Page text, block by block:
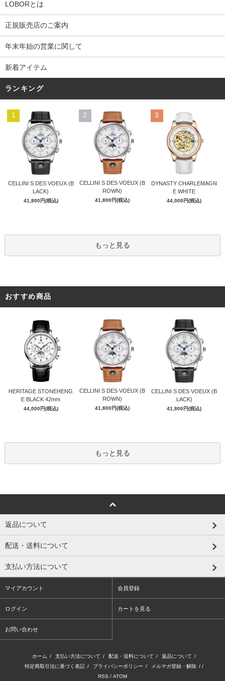
LOBORとは
正規販売店のご案内
年末年始の営業に関して
新着アイテム
ランキング
1
CELLINI S DES VOEUX (B
LACK)
41,800円(税込)
2
CELLINI S DES VOEUX (B
ROWN)
41,800円(税込)
3
DYNASTY CHARLEMAGN
E WHITE
44,000円(税込)
もっと見る
おすすめ商品
HERITAGE STONEHENG
E BLACK 42mm
44,000円(税込)
CELLINI S DES VOEUX (B
ROWN)
41,800円(税込)
CELLINI S DES VOEUX (B
LACK)
41,800円(税込)
もっと見る
返品について
配送・送料について
支払い方法について
マイアカウント 会員登録
ログイン カートを見る
お問い合わせ
ホーム / 支払い方法について / 配送・送料について / 返品について /
特定商取引法に基づく表記 / プライバシーポリシー / メルマガ登録・解除 / /
RSS / ATOM